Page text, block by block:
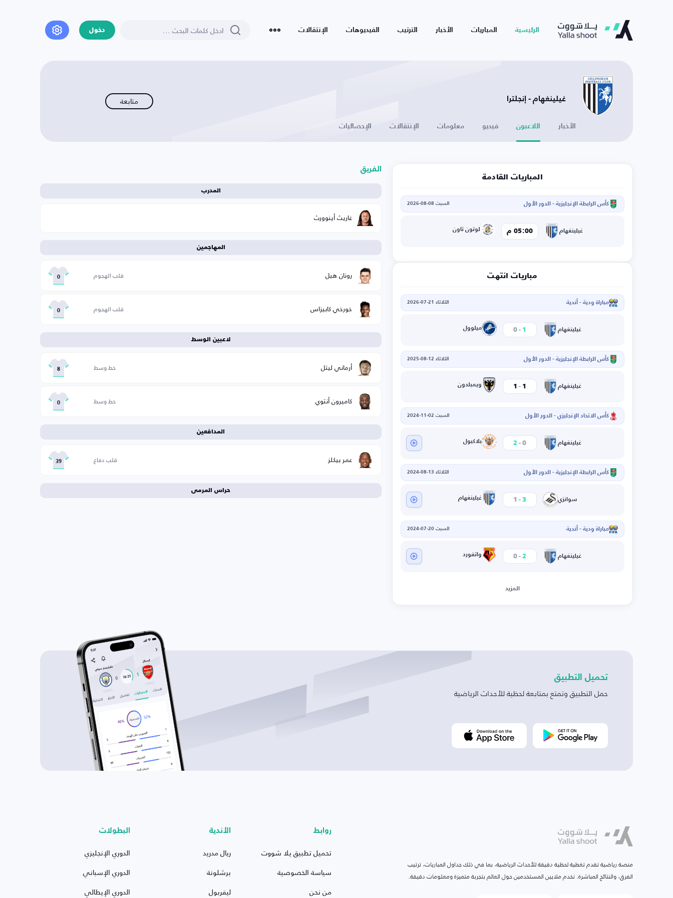
الرئيسية المباريات الأخبار الترتيب الفيديوهات الإنتقالات دخول
غيلينغهام - إنجلترا متابعة
الأخبار اللاعبون فيديو معلومات الإنتقالات الإحصائيات
المباريات القادمة
كأس الرابطة الإنجليزية - الدور الأول السبت 08-08-2026
غيلينغهام 05:00 م لوتون تاون
مباريات انتهت
مباراة ودية - أندية الثلاثاء 21-07-2026
غيلينغهام 1
-
0 ميلوول
كأس الرابطة الإنجليزية - الدور الأول الثلاثاء 12-08-2025
غيلينغهام 1
-
1 ويمبلدون
كأس الاتحاد الإنجليزي - الدور الأول السبت 02-11-2024
غيلينغهام 0
-
2 بلاكبول
كأس الرابطة الإنجليزية - الدور الأول الثلاثاء 13-08-2024
سوانزي 3
-
1 غيلينغهام
مباراة ودية - أندية السبت 20-07-2024
غيلينغهام 2
-
0 واتفورد
المزيد
الفريق
المدرب
غاريث أينوورث
المهاجمين
رونان هيل قلب الهجوم 0
خورخي كابيزاس قلب الهجوم 0
لاعبين الوسط
أرماني ليتل خط وسط 8
كاميرون أنتوي خط وسط 0
المدافعين
عمر بيكلز قلب دفاع 39
حراس المرمى
تحميل التطبيق
حمل التطبيق وتمتع بمتابعة لحظية للأحداث الرياضية
منصة رياضية تقدم تغطية لحظية دقيقة للأحداث الرياضية، بما في ذلك جداول المباريات، ترتيب
الفرق، والنتائج المباشرة. نخدم ملايين المستخدمين حول العالم بتجربة متميزة ومعلومات دقيقة.
روابط
تحميل تطبيق يلا شووت
سياسة الخصوصية
من نحن
الأندية
ريال مدريد
برشلونة
ليفربول
البطولات
الدوري الإنجليزي
الدوري الإسباني
الدوري الإيطالي